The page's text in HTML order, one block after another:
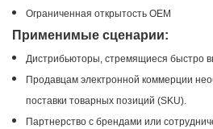
Ограниченная открытость OEM
Применимые сценарии:
Дистрибьюторы, стремящиеся быстро
Продавцам электронной коммерции
поставки товарных позиций (SKU).
Партнерство с брендами или